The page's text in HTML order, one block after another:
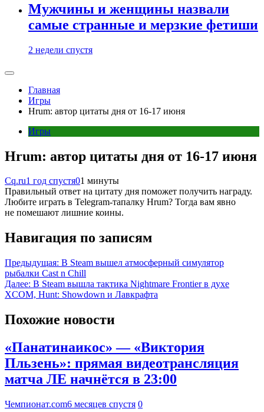
Мужчины и женщины назвали
самые странные и мерзкие фетиши
2 недели спустя
Главная
Игры
Hrum: автор цитаты дня от 16-17 июня
Игры
Hrum: автор цитаты дня от 16-17 июня
Cq.ru1 год спустя01 минуты
Правильный ответ на цитату дня поможет получить награду.
Любите играть в Telegram-тапалку Hrum? Тогда вам явно
не помешают лишние коины.
Навигация по записям
Предыдущая: В Steam вышел атмосферный симулятор
рыбалки Cast n Chill
Далее: В Steam вышла тактика Nightmare Frontier в духе
XCOM, Hunt: Showdown и Лавкрафта
Похожие новости
«Панатинаикос» — «Виктория
Пльзень»: прямая видеотрансляция
матча ЛЕ начнётся в 23:00
Чемпионат.com6 месяцев спустя 0